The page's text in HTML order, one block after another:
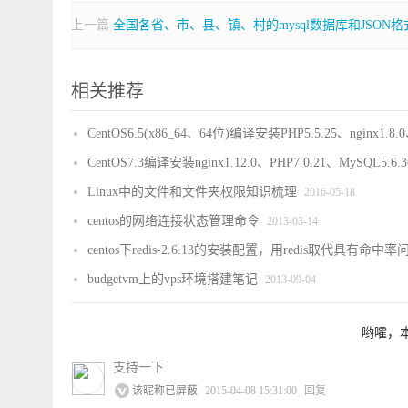
上一篇 全国各省、市、县、镇、村的mysql数据库和JSON格
相关推荐
CentOS6.5(x86_64、64位)编译安装PHP5.5.25、
CentOS7.3编译安装nginx1.12.0、PHP7.0.21、
Linux中的文件和文件夹权限知识梳理 2016-05-18
centos的网络连接状态管理命令 2013-03-14
centos下redis-2.6.13的安装配置，用redis取代具有命中率
budgetvm上的vps环境搭建笔记 2013-09-04
哟嚯，
支持一下
该昵称已屏蔽 2015-04-08 15:31:00 回复